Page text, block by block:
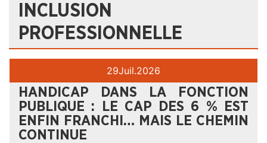
INCLUSION
PROFESSIONNELLE
29Juil.2026
HANDICAP DANS LA FONCTION
PUBLIQUE : LE CAP DES 6 % EST
ENFIN FRANCHI… MAIS LE CHEMIN
CONTINUE